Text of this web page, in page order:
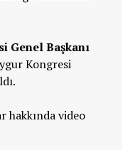
Genel Başkanı
Kongresi
hakkında video